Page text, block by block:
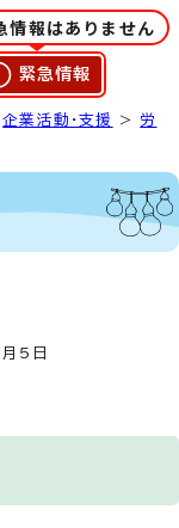
情報はありません
緊急情報
企業活動・支援 > 労
5日